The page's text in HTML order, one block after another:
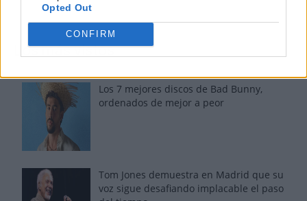
Opted Out
CONFIRM
Los más vistos
Los 7 mejores discos de Bad Bunny,
ordenados de mejor a peor
Tom Jones demuestra en Madrid que su
voz sigue desafiando implacable el paso